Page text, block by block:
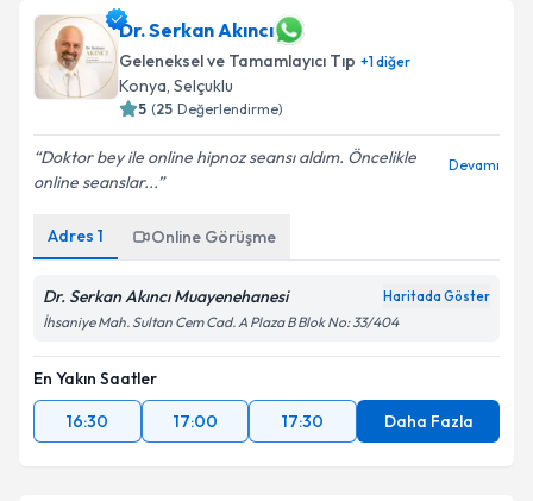
Dr. Serkan Akıncı
Geleneksel ve Tamamlayıcı Tıp +1diğer
Konya, Selçuklu
5 (25 Değerlendirme)
Doktor bey ile online hipnoz seansı aldım. Öncelikle
online seanslar...
Devamı
Adres 1 Online Görüşme
Dr. Serkan Akıncı Muayenehanesi Haritada Göster
İhsaniye Mah. Sultan Cem Cad. A Plaza B Blok No: 33/404
En Yakın Saatler
16:30
17:00 17:30 Daha Fazla